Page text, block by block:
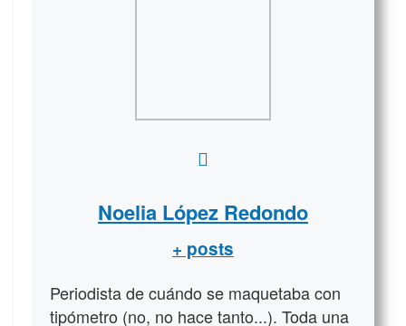
Noelia López Redondo
+ posts
Periodista de cuándo se maquetaba con
tipómetro (no, no hace tanto...). Toda una